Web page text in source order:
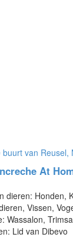
van Reusel,
At
dieren: Honden,
Vissen,
Wassalon,
Lid van Dibevo